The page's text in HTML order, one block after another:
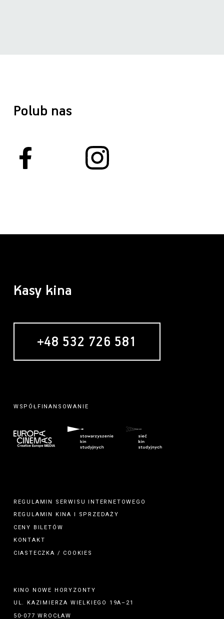
Polub nas
Kasy kina
+48 532 726 581
WSPÓŁFINANSOWANIE
REGULAMIN SERWISU INTERNETOWEGO
REGULAMIN
KINA
SPRZEDAŻY
CENY BILETÓW
KONTAKT
CIASTECZKA / COOKIES
KINO NOWE HORYZONTY
UL. KAZIMIERZA WIELKIEGO 19A–21
50-077 WROCŁAW